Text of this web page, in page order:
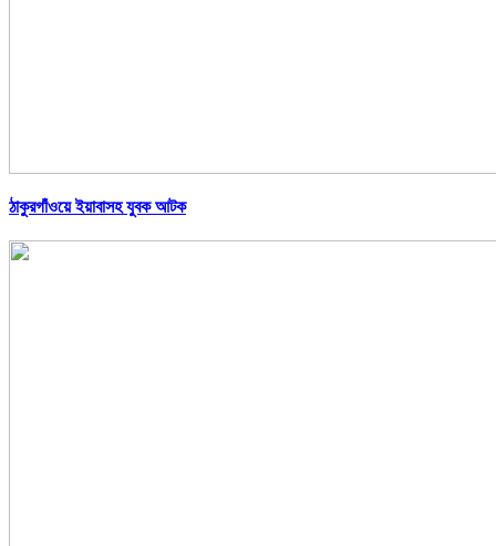
ঠাকুরগাঁওয়ে ইয়াবাসহ যুবক আটক